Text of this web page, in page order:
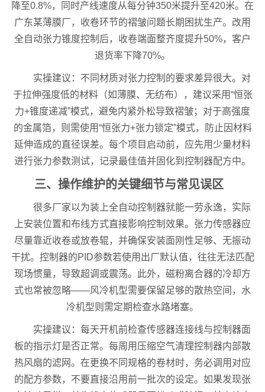
降至0.8%，同时产线速度从每分钟350米提升至420米。在
广东某薄膜厂，收卷环节的褶皱问题长期困扰生产。改用
全自动张力锥度控制后，收卷端面整齐度提升50%，客户
退货率下降70%。
实操建议：不同材质对张力控制的要求差异很大。对
于拉伸强度低的材料（如薄膜、无纺布），建议采用“恒张
力+锥度递减”模式，避免内紧外松导致褶皱；对于高强度
的金属箔，则需使用“恒张力+张力锁定”模式，防止因材料
延伸造成的直径误差。每个项目启动前，应先用少量材料
进行张力参数测试，记录最佳值并固化到控制器配方中。
三、操作维护的关键细节与常见误区
很多厂家以为装上全自动控制器就能一劳永逸，实际
上安装位置和布线方式直接影响控制效果。张力传感器应
尽量靠近收卷或放卷辊，并确保安装面刚性足够、无振动
干扰。控制器的PID参数若使用出厂默认值，往往无法匹配
现场惯量，导致超调或震荡。此外，磁粉离合器的冷却方
式也常被忽略——风冷机型需要保留足够的散热空间，水
冷机型则需定期检查水路堵塞。
实操建议：每天开机前检查传感器连接线与控制器面
板的指示灯是否正常。每周用压缩空气清理控制器内部散
热风扇的滤网。在更换不同规格的卷材时，务必调用对应
的配方参数，不要直接沿用前一批次的设定。如果发现张